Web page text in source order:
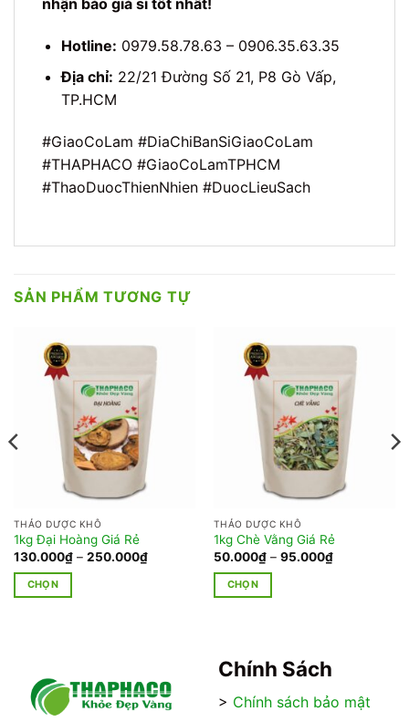
Hotline: 0979.58.78.63 – 0906.35.63.35
Địa chỉ: 22/21 Đường Số 21, P8 Gò Vấp,
TP.HCM
#GiaoCoLam #DiaChiBanSiGiaoCoLam
#THAPHACO #GiaoCoLamTPHCM
#ThaoDuocThienNhien #DuocLieuSach
SẢN PHẨM TƯƠNG TỰ
THẢO DƯỢC KHÔ
1kg Đại Hoàng Giá Rẻ
130.000₫ – 250.000₫Khoảng
giá:
CHỌN
nhiều
biến
THẢO DƯỢC KHÔ
1kg Chè Vằng Giá Rẻ
50.000₫ – 95.000₫Khoảng
giá:
CHỌN
có
nhiều
biến
Chính Sách
> Chính sách bảo mật